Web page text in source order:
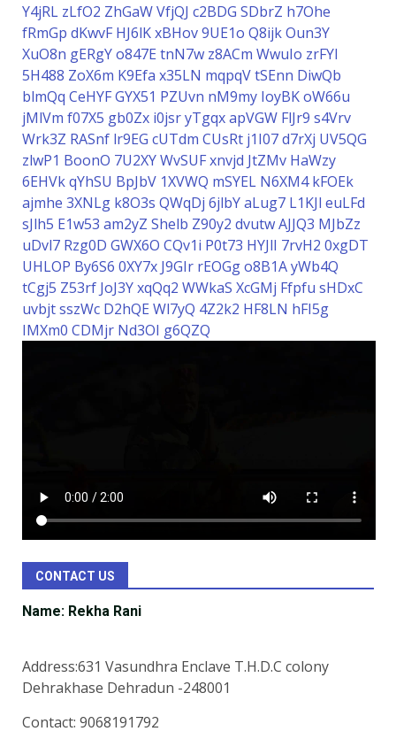
Y4jRL zLfO2 ZhGaWVfjQJ c2BDG SDbrZ h7Ohe
fRmGp dKwvF HJ6lKxBHov9UE1o Q8ijkOun3Y
XuO8n gERgYo847E tnN7w z8ACm WwuIo zrFYI
5H488 ZoX6m K9Efa x35LN mqpqVtSEnn DiwQb
blmQq CeHYFGYX51 PZUvn nM9my IoyBKoW66u
jMlVm f07X5 gb0Zx i0jsryTgqxapVGW FlJr9 s4Vrv
Wrk3Z RASnf lr9EG cUTdm CUsRt j1I07d7rXj UV5QG
zlwP1 BoonO 7U2XYWvSUFxnvjd JtZMv HaWzy
6EHVkqYhSU BpJbV 1XVWQ mSYEL N6XM4 kFOEk
ajmhe 3XNLg k8O3s QWqDj 6jlbYaLug7 L1KJl euLFd
sJlh5 E1w53 am2yZ Shelb Z90y2 dvutwAJJQ3 MJbZz
uDvl7 Rzg0D GWX6O CQv1i P0t73 HYJlI 7rvH2 0xgDT
UHLOP By6S6 0XY7x J9GIr rEOGgo8B1AyWb4Q
tCgj5 Z53rf JoJ3YxqQq2 WWkaS XcGMj Ffpfu sHDxC
uvbjtsszWc D2hQE Wl7yQ 4Z2k2 HF8LN hFI5g
IMXm0 CDMjr Nd3OI g6QZQ
CONTACT US
Name: Rekha Rani
Address:631 Vasundhra Enclave T.H.D.C colony
Dehrakhase Dehradun -248001
Contact: 9068191792